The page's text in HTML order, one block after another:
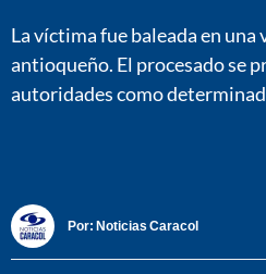
La víctima fue baleada en una
antioqueño. El procesado se
autoridades como
Por: Noticias Caracol